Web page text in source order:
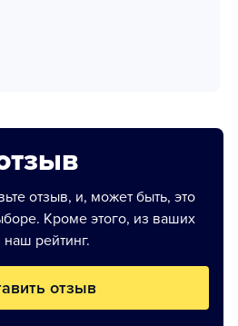
отзыв, и, может быть, это
Кроме этого, из ваших
рейтинг.
отзыв